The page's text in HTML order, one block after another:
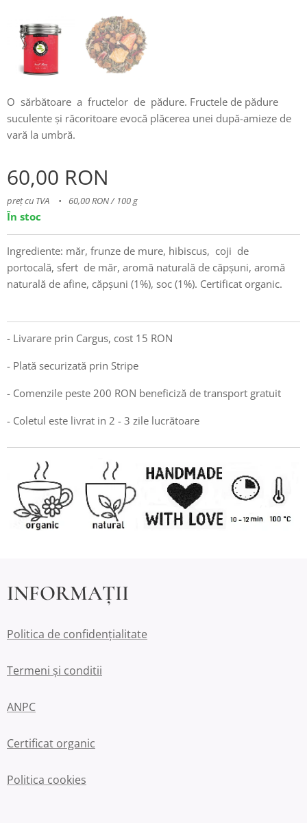
O sărbătoare a fructelor de pădure. Fructele de pădure
suculente și răcoritoare evocă plăcerea unei după-amieze de
vară la umbră.
60,00 RON
preț cu TVA 60,00 RON / 100 g
În stoc
Ingrediente: măr, frunze de mure, hibiscus, coji de
portocală, sfert de măr, aromă naturală de căpșuni, aromă
naturală de afine, căpșuni (1%), soc (1%). Certificat organic.
- Livarare prin Cargus, cost 15 RON
- Plată securizată prin Stripe
- Comenzile peste 200 RON beneficiză de transport gratuit
- Coletul este livrat in 2 - 3 zile lucrătoare
INFORMAȚII
Politica de confidențialitate
Termeni și conditii
ANPC
Certificat organic
Politica cookies